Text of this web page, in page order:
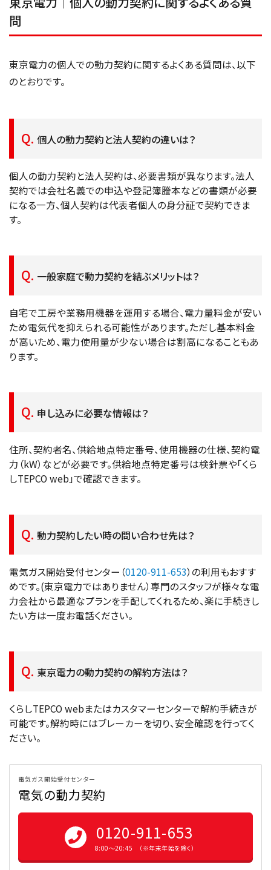
問
東京電力の個人での動力契約に関するよくある質問は、以下
のとおりです。
個人の動力契約と法人契約の違いは？
個人の動力契約と法人契約は、必要書類が異なります。法人
契約では会社名義での申込や登記簿謄本などの書類が必要
になる一方、個人契約は代表者個人の身分証で契約できま
す。
一般家庭で動力契約を結ぶメリットは？
自宅で工房や業務用機器を運用する場合、電力量料金が安い
ため電気代を抑えられる可能性があります。ただし基本料金
が高いため、電力使用量が少ない場合は割高になることもあ
ります。
申し込みに必要な情報は？
住所、契約者名、供給地点特定番号、使用機器の仕様、契約電
力（kW）などが必要です。供給地点特定番号は検針票や「くら
しTEPCO web」で確認できます。
動力契約したい時の問い合わせ先は？
電気ガス開始受付センター（0120-911-653）の利用もおすす
めです。(東京電力ではありません）専門のスタッフが様々な電
力会社から最適なプランを手配してくれるため、楽に手続きし
たい方は一度お電話ください。
東京電力の動力契約の解約方法は？
くらしTEPCO webまたはカスタマーセンターで解約手続きが
可能です。解約時にはブレーカーを切り、安全確認を行ってく
ださい。
電気ガス開始受付センター
電気の動力契約
0120-911-653
8:00〜20:45 （※年末年始を除く）